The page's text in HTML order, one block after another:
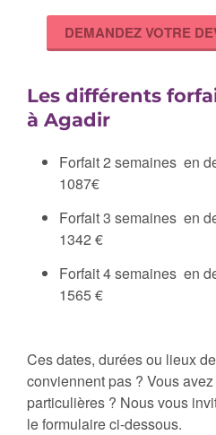
DEMANDEZ VOTRE
Les différents
à Agadir
Forfait 2 semaines en
1087€
Forfait 3 semaines en
1342 €
Forfait 4 semaines en
1565 €
Ces dates, durées ou lieux
conviennent pas ? Vous
particulières ? Nous vous
le formulaire ci-dessous.